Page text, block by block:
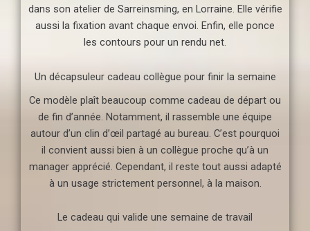
dans son atelier de Sarreinsming, en Lorraine. Elle vérifie
aussi la fixation avant chaque envoi. Enfin, elle ponce
les contours pour un rendu net.
Un décapsuleur cadeau collègue pour finir la semaine
Ce modèle plaît beaucoup comme cadeau de départ ou
de fin d’année. Notamment, il rassemble une équipe
autour d’un clin d’œil partagé au bureau. C’est pourquoi
il convient aussi bien à un collègue proche qu’à un
manager apprécié. Cependant, il reste tout aussi adapté
à un usage strictement personnel, à la maison.
Le cadeau qui valide une semaine de travail